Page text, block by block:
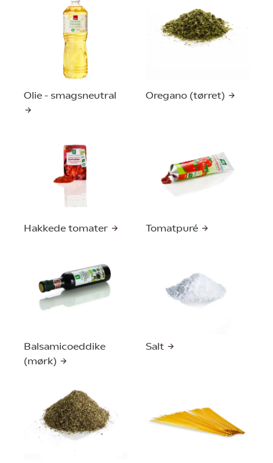
Olie - smagsneutral Oregano (tørret)
Hakkede tomater Tomatpuré
Balsamicoeddike
(mørk)
Salt